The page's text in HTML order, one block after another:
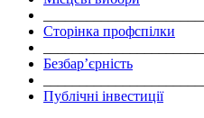
Сторінка профспілки
Безбар’єрність
Публічні інвестиції